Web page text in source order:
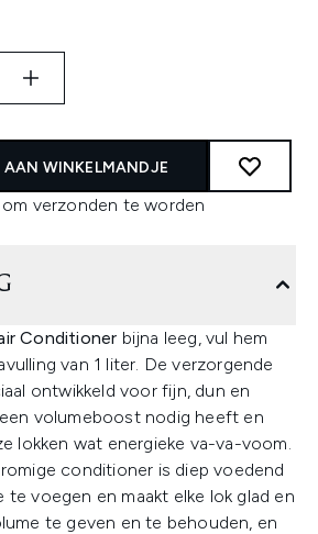
WINKELMANDJE
om verzonden te worden
Conditioner bijna leeg, vul hem
van 1 liter. De verzorgende
ontwikkeld voor fijn, dun en
volumeboost nodig heeft en
lokken wat energieke va-va-voom.
conditioner is diep voedend
voegen en maakt elke lok glad en
te geven en te behouden, en